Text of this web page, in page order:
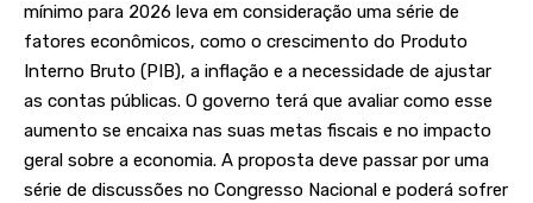
mínimo para 2026 leva em consideração uma série de
fatores econômicos, como o crescimento do Produto
Interno Bruto (PIB), a inflação e a necessidade de ajustar
as contas públicas. O governo terá que avaliar como esse
aumento se encaixa nas suas metas fiscais e no impacto
geral sobre a economia. A proposta deve passar por uma
série de discussões no Congresso Nacional e poderá sofrer